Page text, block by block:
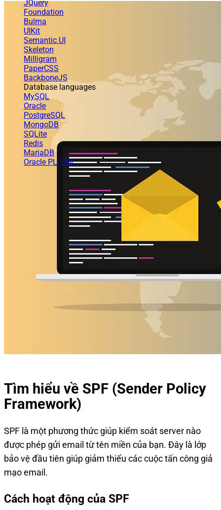
JQuery
Foundation
Bulma
UIKit
Semantic UI
Skeleton
Milligram
PaperCSS
BackboneJS
Database languages
MySQL
Oracle
PostgreSQL
MongoDB
SQLite
Redis
MariaDB
Oracle PL/SQL
Tìm hiểu về SPF (Sender Policy
Framework)
SPF là một phương thức giúp kiểm soát server nào
được phép gửi email từ tên miền của bạn. Đây là lớp
bảo vệ đầu tiên giúp giảm thiểu các cuộc tấn công giả
mạo email.
Cách hoạt động của SPF